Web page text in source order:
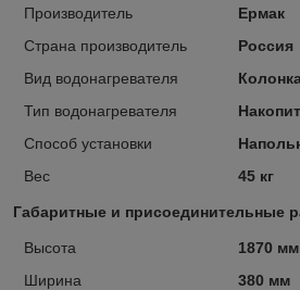
Производитель
Ермак
Страна производитель
Россия
Вид водонагревателя
Тип водонагревателя
Способ установки
Вес
45 кг
Габаритные и присоединительные
Высота
1870 мм
Ширина
380 мм